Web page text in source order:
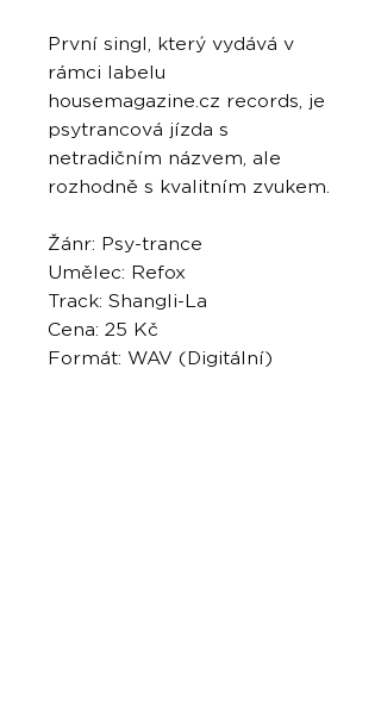
První singl, který vydává v
rámci labelu
housemagazine.cz records, je
psytrancová jízda s
netradičním názvem, ale
rozhodně s kvalitním zvukem.
Žánr: Psy-trance
Umělec: Refox
Track: Shangli-La
Cena: 25 Kč
Formát: WAV (Digitální)